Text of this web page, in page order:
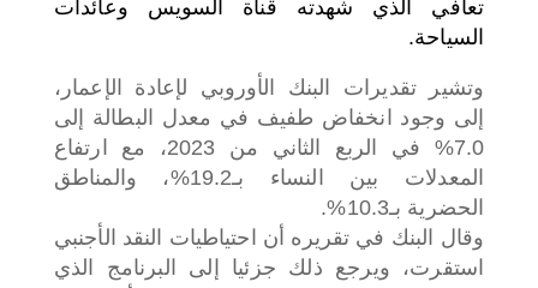
تعافي الذي شهدته قناة السويس وعائدات
السياحة.
وتشير تقديرات البنك الأوروبي لإعادة الإعمار،
إلى وجود انخفاض طفيف في معدل البطالة إلى
7.0% في الربع الثاني من 2023، مع ارتفاع
المعدلات بين النساء بـ19.2%، والمناطق
الحضرية بـ10.3%.
وقال البنك في تقريره أن احتياطيات النقد الأجنبي
استقرت، ويرجع ذلك جزئيا إلى البرنامج الذي